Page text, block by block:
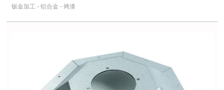
钣金加工 - 铝合金 - 烤漆